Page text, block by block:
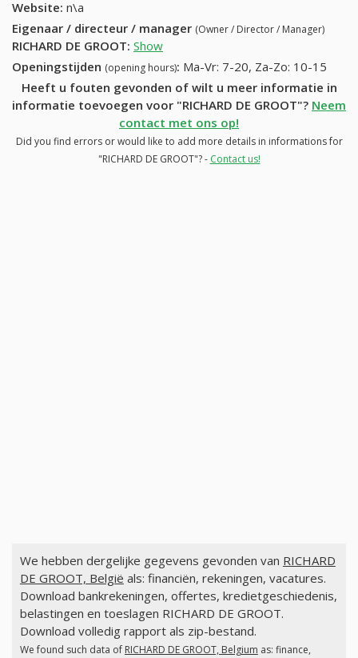
Website: n\a
Eigenaar / directeur / manager (Owner / Director / Manager)
RICHARD DE GROOT: Show
Openingstijden (opening hours): Ma-Vr: 7-20, Za-Zo: 10-15
Heeft u fouten gevonden of wilt u meer informatie in
informatie toevoegen voor "RICHARD DE GROOT"? Neem
contact met ons op!
Did you find errors or would like to add more details in informations for
"RICHARD DE GROOT"? - Contact us!
We hebben dergelijke gegevens gevonden van RICHARD
DE GROOT, België als: financiën, rekeningen, vacatures.
Download bankrekeningen, offertes, kredietgeschiedenis,
belastingen en toeslagen RICHARD DE GROOT.
Download volledig rapport als zip-bestand.
We found such data of RICHARD DE GROOT, Belgium as: finance,